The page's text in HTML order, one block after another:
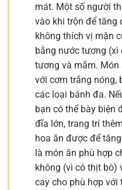
mát. Một số người
vào khi trộn để tăng
không thích vị mặn
bằng nước tương (xì
tương và mắm. Món
với cơm trắng nóng,
các loại bánh đa.
bạn có thể bày biện
đĩa lớn, trang trí
hoa ăn được để
là món ăn phù hợp
không (vì có thịt bò)
cay cho phù hợp với